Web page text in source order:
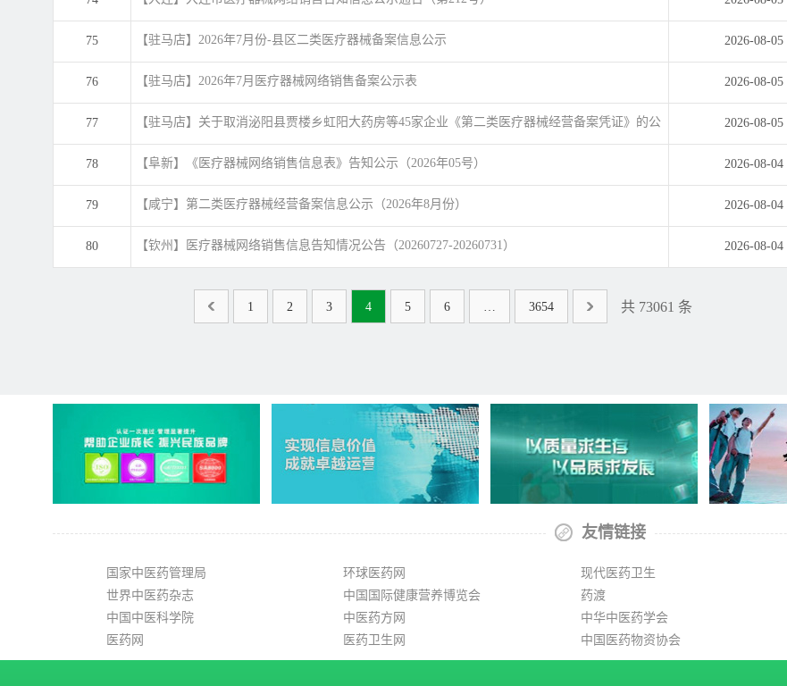
75 【驻马店】2026年7月份-县区二类医疗器械备案信息公示 2026-08-05
76 【驻马店】2026年7月医疗器械网络销售备案公示表 2026-08-05
77 【驻马店】关于取消泌阳县贾楼乡虹阳大药房等45家企业《第二类医疗器械经营备案凭证》的公
告
2026-08-05
78 【阜新】《医疗器械网络销售信息表》告知公示（2026年05号） 2026-08-04
79 【咸宁】第二类医疗器械经营备案信息公示（2026年8月份） 2026-08-04
80 【钦州】医疗器械网络销售信息告知情况公告（20260727-20260731） 2026-08-04
1 2 3 4 5 6 … 3654 共 73061 条
友情链接
国家中医药管理局
世界中医药杂志
中国中医科学院
医药网
环球医药网
中国国际健康营养博览会
中医药方网
医药卫生网
现代医药卫生
药渡
中华中医药学会
中国医药物资协会